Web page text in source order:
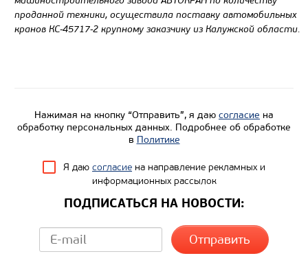
проданной техники, осуществила поставку автомобильных
кранов КС-45717-2 крупному заказчику из Калужской области.
Нажимая на кнопку “Отправить”, я даю согласие на
обработку персональных данных. Подробнее об обработке
в Политике
Я даю согласие на направление рекламных и
информационных рассылок
ПОДПИСАТЬСЯ НА НОВОСТИ: